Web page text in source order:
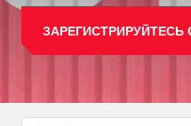
ЗАРЕГИСТРИРУЙТЕСЬ